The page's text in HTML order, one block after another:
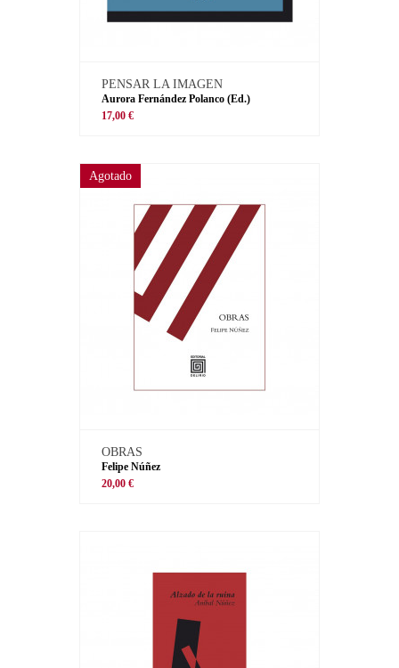
PENSAR LA IMAGEN
Aurora Fernández Polanco (Ed.)
17,00 €
Agotado
OBRAS
Felipe Núñez
20,00 €